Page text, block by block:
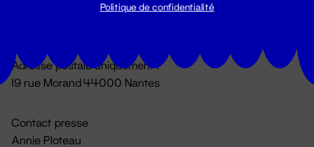
Du lundi au vendredi 14h → 18h
Adresse postale uniquement :
19 rue Morand 44000 Nantes
Contact presse
Annie Ploteau
Politique de confidentialité